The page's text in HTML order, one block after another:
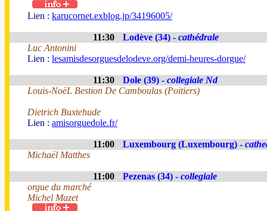
Lien : karucornet.exblog.jp/34196005/
11:30 Lodève (34) - cathédrale
Luc Antonini
Lien : lesamisdesorguesdelodeve.org/demi-heures-dorgue/
11:30 Dole (39) - collegiale Nd
Louis-NoëL Bestion De Camboulas (Poitiers)
Dietrich Buxtehude
Lien : amisorguedole.fr/
11:00 Luxembourg (Luxembourg) -
Michaël Matthes
11:00 Pezenas (34) - collegiale
orgue du marché
Michel Mazet